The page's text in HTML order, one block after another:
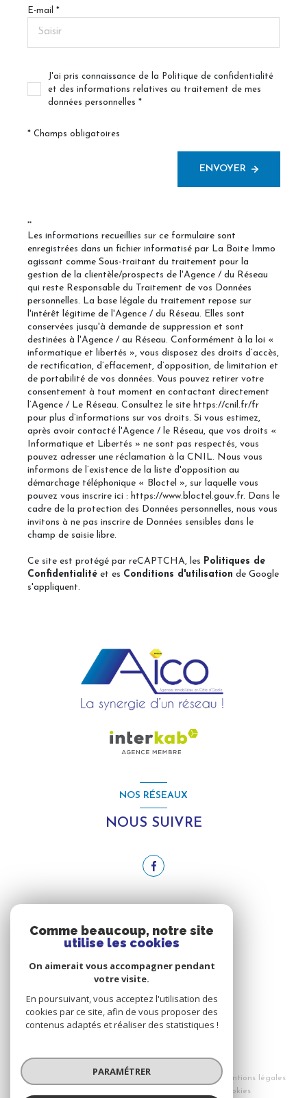
E-mail *
J'ai pris connaissance de la Politique de confidentialité
et des informations relatives au traitement de mes
données personnelles *
* Champs obligatoires
ENVOYER
**
Les informations recueillies sur ce formulaire sont
enregistrées dans un fichier informatisé par La Boite Immo
agissant comme Sous-traitant du traitement pour la
gestion de la clientèle/prospects de l'Agence / du Réseau
qui reste Responsable du Traitement de vos Données
personnelles. La base légale du traitement repose sur
l'intérêt légitime de l'Agence / du Réseau. Elles sont
conservées jusqu'à demande de suppression et sont
destinées à l'Agence / au Réseau. Conformément à la loi «
informatique et libertés », vous disposez des droits d’accès,
de rectification, d’effacement, d’opposition, de limitation et
de portabilité de vos données. Vous pouvez retirer votre
consentement à tout moment en contactant directement
l’Agence / Le Réseau. Consultez le site https://cnil.fr/fr
pour plus d’informations sur vos droits. Si vous estimez,
après avoir contacté l'Agence / le Réseau, que vos droits «
Informatique et Libertés » ne sont pas respectés, vous
pouvez adresser une réclamation à la CNIL. Nous vous
informons de l’existence de la liste d'opposition au
démarchage téléphonique « Bloctel », sur laquelle vous
pouvez vous inscrire ici : https://www.bloctel.gouv.fr. Dans le
cadre de la protection des Données personnelles, nous vous
invitons à ne pas inscrire de Données sensibles dans le
champ de saisie libre.
Ce site est protégé par reCAPTCHA, les Politiques de
Confidentialité et es Conditions d'utilisation de Google
s'appliquent.
NOS RÉSEAUX
NOUS SUIVRE
NOUS ADHÉRONS
© 2026 | Tous droits réservés
Mentions légales
Cookies
Comme beaucoup, notre site
utilise les cookies
On aimerait vous accompagner pendant
votre visite.
En poursuivant, vous acceptez l'utilisation des
cookies par ce site, afin de vous proposer des
contenus adaptés et réaliser des statistiques !
PARAMÉTRER